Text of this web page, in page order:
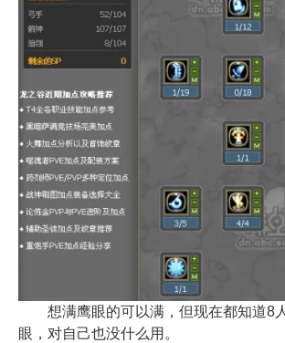
想满鹰眼的可以满，但现在都知道8
眼，对自己也没什么用。